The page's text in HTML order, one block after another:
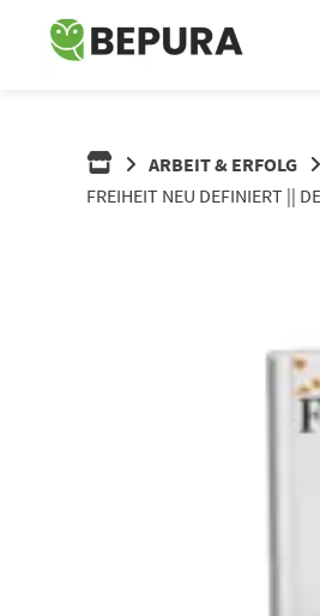
Springe
ARBEIT & ERFOLG
FREIHEIT NEU DEFINIERT ||